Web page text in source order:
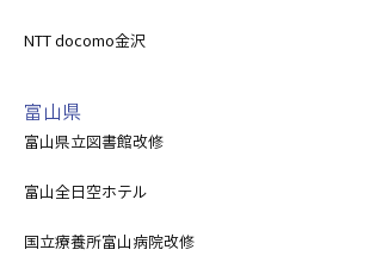
NTT docomo金沢
富山県
富山県立図書館改修
富山全日空ホテル
国立療養所富山病院改修